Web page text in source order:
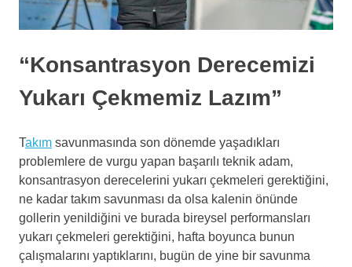
“Konsantrasyon Derecemizi
Yukarı Çekmemiz Lazım”
Takım savunmasında son dönemde yaşadıkları
problemlere de vurgu yapan başarılı teknik adam,
konsantrasyon derecelerini yukarı çekmeleri gerektiğini,
ne kadar takım savunması da olsa kalenin önünde
gollerin yenildiğini ve burada bireysel performansları
yukarı çekmeleri gerektiğini, hafta boyunca bunun
çalışmalarını yaptıklarını, bugün de yine bir savunma